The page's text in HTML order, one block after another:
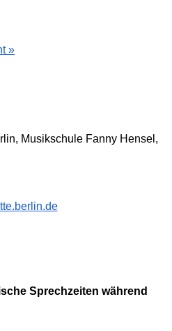
»
Musikschule Fanny Hensel,
Sprechzeiten während